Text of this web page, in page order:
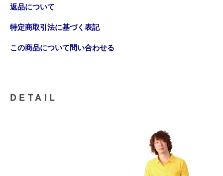
返品について
特定商取引法に基づく表記
この商品について問い合わせる
DETAIL